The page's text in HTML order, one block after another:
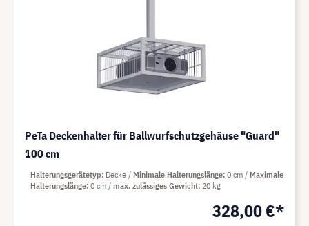
PeTa Deckenhalter für Ballwurfschutzgehäuse "Guard"
100 cm
328,00 €*
Halterungsgerätetyp Decke Minimale Halterungslänge 0 cm
Maximale
Halterungslänge 0 cm max. zulässiges Gewicht 20 kg